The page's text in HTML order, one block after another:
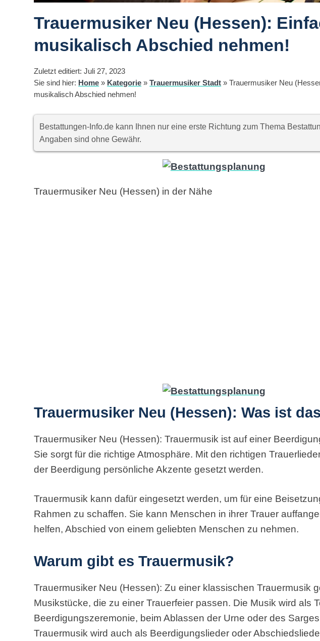
Trauermusiker Neu (Hessen):
musikalisch Abschied nehmen!
Zuletzt editiert: Juli 27, 2023
Sie sind hier: Home » Kategorie »Trauermusiker Stadt »Trauermusiker Neu
musikalisch Abschied nehmen!
Bestattungen-Info.de kann Ihnen nur eine erste Richtung zum Thema
Angaben sind ohne Gewähr.
Trauermusiker Neu (Hessen) in der Nähe
Trauermusiker Neu (Hessen): Was ist
Trauermusiker Neu (Hessen): Trauermusik ist auf einer
Sie sorgt für die richtige Atmosphäre. Mit den richtigen
der Beerdigung persönliche Akzente gesetzt werden.
Trauermusik kann dafür eingesetzt werden, um für eine
Rahmen zu schaffen. Sie kann Menschen in ihrer Trauer
helfen, Abschied von einem geliebten Menschen zu nehmen.
Warum gibt es Trauermusik?
Trauermusiker Neu (Hessen): Zu einer klassischen Trauermusik
Musikstücke, die zu einer Trauerfeier passen. Die Musik wird als
Beerdigungszeremonie, beim Ablassen der Urne oder des
Trauermusik wird auch als Beerdigungslieder oder